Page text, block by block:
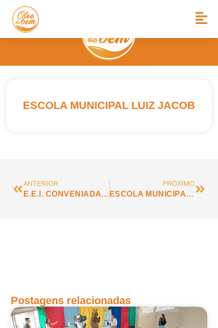
ESCOLA MUNICIPAL LUIZ JACOB
ANTERIOR
E.E.I. CONVENIADA -MARCIA AFFINI BAGDASARYAN
PRÓXIMO
ESCOLA MUNICIPAL EURIDES GARCIA GARCIA
Postagens relacionadas